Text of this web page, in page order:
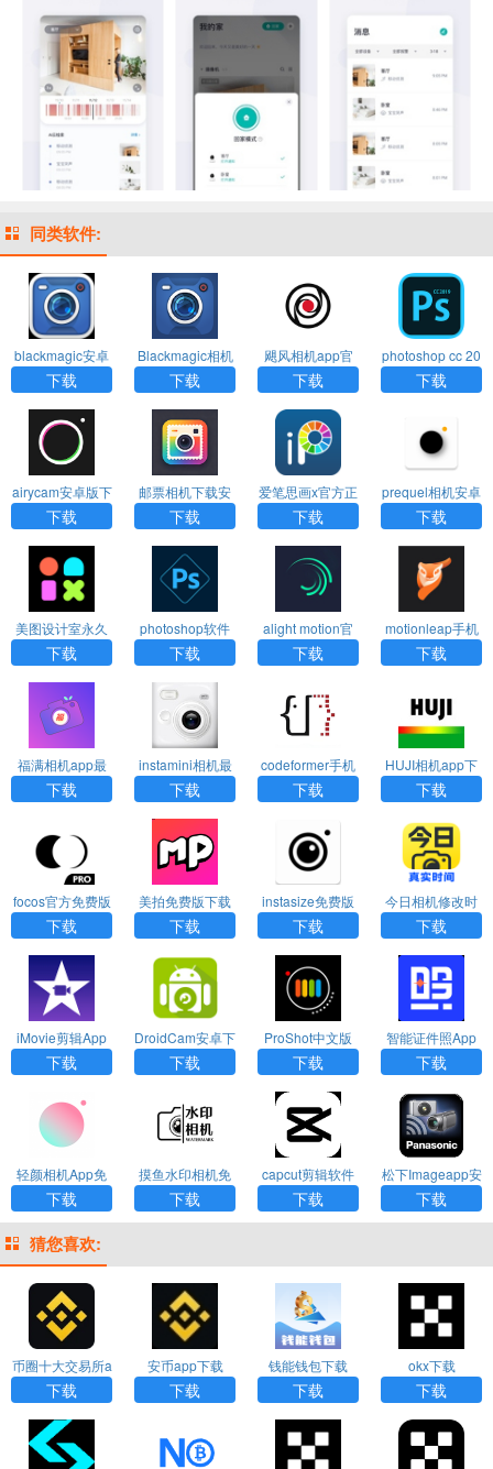
同类软件:
blackmagic安卓
版下载
下载
Blackmagic相机
下载安装
下载
飓风相机app官
方下载
下载
photoshop cc 20
19 手机版下载
下载
airycam安卓版下
载
下载
邮票相机下载安
装手机版
下载
爱笔思画x官方正
版
下载
prequel相机安卓
版下载
下载
美图设计室永久
免费版下载安装
下载
photoshop软件
免费版下载
下载
alight motion官
方正版
下载
motionleap手机
版下载
下载
福满相机app最
新版本
下载
instamini相机最
新版本
下载
codeformer手机
版下载
下载
HUJI相机app下
载安卓版
下载
focos官方免费版
下载
美拍免费版下载
下载
instasize免费版
本下载
下载
今日相机修改时
间水印下载
下载
iMovie剪辑App
下载
下载
DroidCam安卓下
载
下载
ProShot中文版
下载
智能证件照App
下载免费版
下载
轻颜相机App免
费版下载安装
下载
摸鱼水印相机免
费版
下载
capcut剪辑软件
下载免费版
下载
松下Imageapp安
卓下载
下载
猜您喜欢:
币圈十大交易所a
pp下载
下载
安币app下载
下载
钱能钱包下载
下载
okx下载
下载